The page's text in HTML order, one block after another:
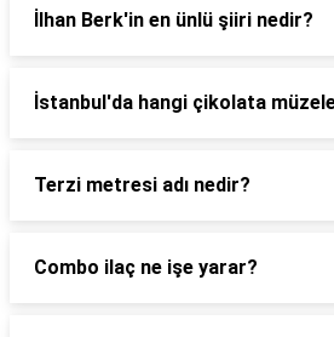
İlhan Berk'in en ünlü şiiri nedir?
İstanbul'da hangi çikolata
Terzi metresi adı nedir?
Combo ilaç ne işe yarar?